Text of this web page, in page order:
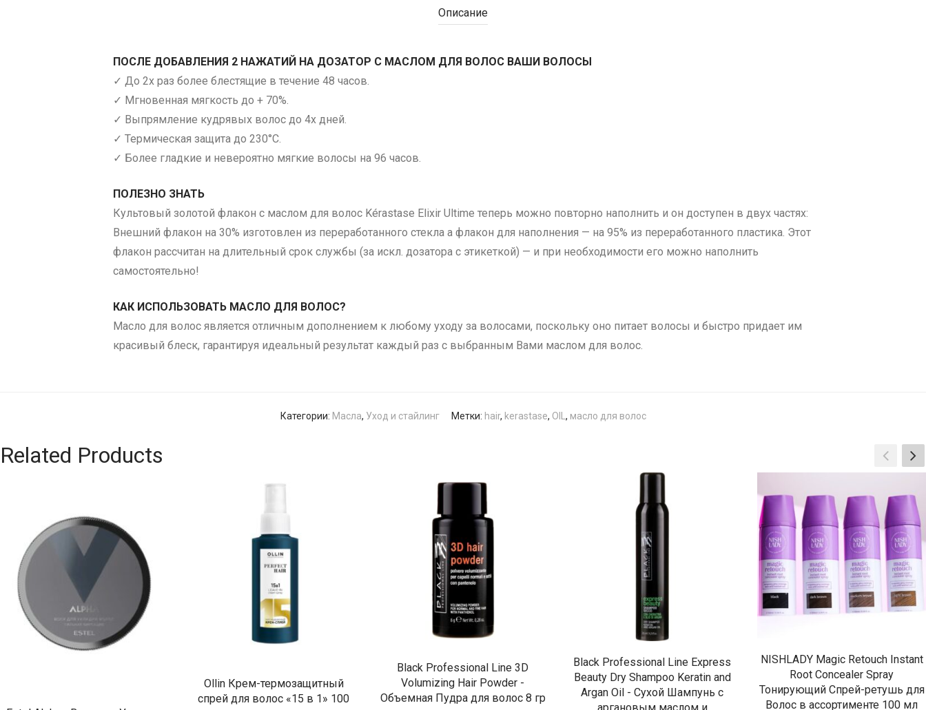
Описание
ПОСЛЕ ДОБАВЛЕНИЯ 2 НАЖАТИЙ НА ДОЗАТОР С МАСЛОМ ДЛЯ ВОЛОС ВАШИ ВОЛОСЫ
✓ До 2х раз более блестящие в течение 48 часов.
✓ Мгновенная мягкость до + 70%.
✓ Выпрямление кудрявых волос до 4х дней.
✓ Термическая защита до 230°C.
✓ Более гладкие и невероятно мягкие волосы на 96 часов.
ПОЛЕЗНО ЗНАТЬ
Культовый золотой флакон с маслом для волос Kérastase Elixir Ultime теперь можно повторно наполнить и он доступен в двух частях:
Внешний флакон на 30% изготовлен из переработанного стекла а флакон для наполнения — на 95% из переработанного пластика. Этот
флакон рассчитан на длительный срок службы (за искл. дозатора с этикеткой) — и при необходимости его можно наполнить
самостоятельно!​
КАК ИСПОЛЬЗОВАТЬ МАСЛО ДЛЯ ВОЛОС?
Масло для волос является отличным дополнением к любому уходу за волосами, поскольку оно питает волосы и быстро придает им
красивый блеск, гарантируя идеальный результат каждый раз с выбранным Вами маслом для волос.
Категории: Масла, Уход и стайлинг Метки: hair, kerastase, OIL , масло для волос
Related Products
Ollin Крем-термозащитный
спрей для волос «15 в 1» 100
Black Professional Line 3D
Volumizing Hair Powder -
Объемная Пудра для волос 8 гр
Black Professional Line Express
Beauty Dry Shampoo Keratin and
Argan Oil - Сухой Шампунь с
NISHLADY Magic Retouch Instant
Root Concealer Spray
Тонирующий Спрей-ретушь для
Волос в ассортименте 100 мл